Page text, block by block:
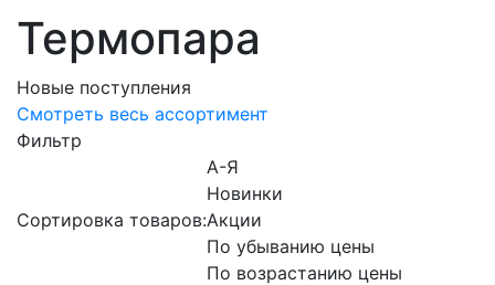
Термопара
Новые поступления
Смотреть весь ассортимент
Фильтр
Сортировка товаров:
А-Я
Новинки
Акции
По убыванию цены
По возрастанию цены